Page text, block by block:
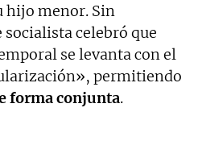
hijo menor. Sin
celebró que
se levanta con el
permitiendo
forma conjunta.